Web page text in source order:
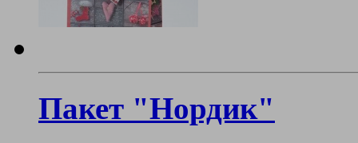
Пакет "Нордик"